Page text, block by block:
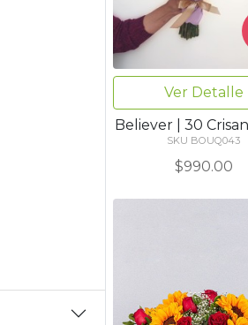
Ver Detalle
Believer | 30
SKU BOUQ043
$990.00